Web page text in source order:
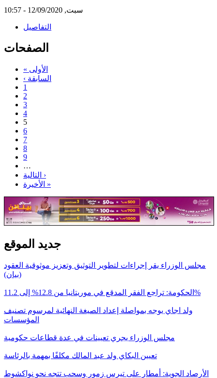
سبت, 12/09/2020 - 10:57
التفاصيل
الصفحات
« الأولى
‹ السابقة
1
2
3
4
5
6
7
8
9
…
التالية ›
الأخيرة »
جديد الموقع
مجلس الوزراء يقر إجراءات لتطوير التوثيق وتعزيز موثوقية العقود
(بيان)
الحكومة: تراجع الفقر المدقع في موريتانيا من 12.8% إلى 11.2%
ولد اجاي يوجه بمواصلة إعداد الصيغة النهائية لمرسوم تصنيف
المؤسسات
مجلس الوزراء يجري تعيينات في عدة قطاعات حكومية
تعيين البكاي ولد عبد المالك مكلفًا بمهمة بالرئاسة
الأرصاد الجوية: أمطار على تيرس زمور وسحب تتجه نحو نواكشوط